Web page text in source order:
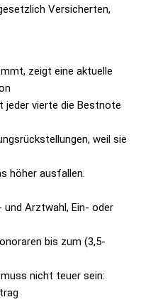
Versicherten,
zeigt eine aktuelle
jeder vierte die Bestnote
weil sie
höher ausfallen.
Arztwahl, Ein- oder
bis zum (3,5-
nicht teuer sein: